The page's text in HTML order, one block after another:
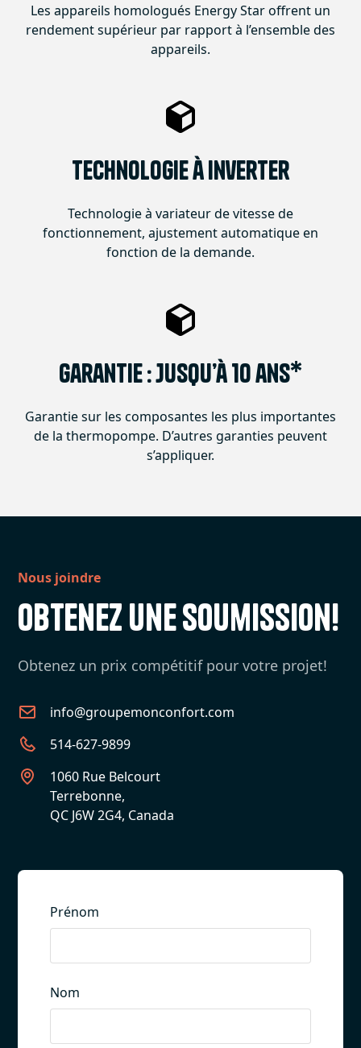
Les appareils homologués Energy Star offrent un
rendement supérieur par rapport à l’ensemble des
appareils.
Technologie à Inverter
Technologie à variateur de vitesse de
fonctionnement, ajustement automatique en
fonction de la demande.
Garantie : Jusqu’à 10 ans*
Garantie sur les composantes les plus importantes
de la thermopompe. D’autres garanties peuvent
s’appliquer.
Nous joindre
Obtenez une soumission!
Obtenez un prix compétitif pour votre projet!
info@groupemonconfort.com
514-627-9899
1060 Rue Belcourt
Terrebonne,
QC J6W 2G4, Canada
Prénom
Nom